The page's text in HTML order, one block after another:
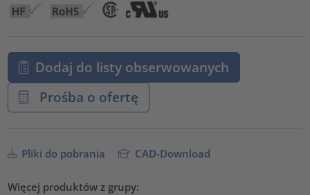
Dodaj do listy obserwowanych
Prośba o ofertę
Pliki do pobrania CAD-Download
Więcej produktów z grupy: